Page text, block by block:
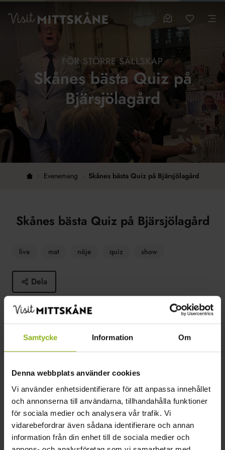
Samtycke Information Om
Denna webbplats använder cookies
Vi använder enhetsidentifierare för att anpassa innehållet
och annonserna till användarna, tillhandahålla funktioner
för sociala medier och analysera vår trafik. Vi
vidarebefordrar även sådana identifierare och annan
information från din enhet till de sociala medier och
Hoppa till huvudinnehållet
Visit MittSkåne
BesöksmålMina
FÖR STÖRRE SÄLLSKAP
Skånes bästa Quiz på
Bjärsjölagård
Hem Evenemang Skånes bästa Quiz på Bjärsjölagård
Skånes bästa Quiz på Bjärsjölagård
live mat nöje quiz show
Dela
Simons quiz är interaktivt, personligt och underhållande.
Läs mer
Om Simon Stevens Om Bjärsjölagård
2024-04-11–2024-04-11
www.simonstevensevents.com